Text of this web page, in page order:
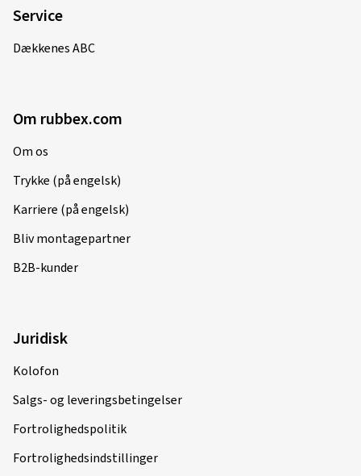
Service
Dækkenes ABC
Om rubbex.com
Om os
Trykke (på engelsk)
Karriere (på engelsk)
Bliv montagepartner
B2B-kunder
Juridisk
Kolofon
Salgs- og leveringsbetingelser
Fortrolighedspolitik
Fortrolighedsindstillinger